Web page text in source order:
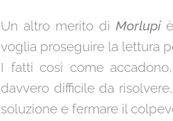
Un altro merito di Morlupiè
voglia proseguire la lettura
I fatti così come
davvero difficile da
soluzione e fermare il